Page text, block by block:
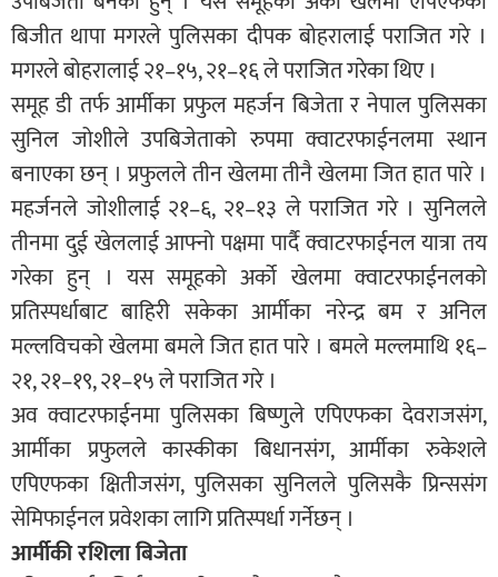
बिजीत थापा मगरले पुलिसका दीपक बोहरालाई पराजित गरे ।
मगरले बोहरालाई २१–१५, २१–१६ ले पराजित गरेका थिए ।
समूह डी तर्फ आर्मीका प्रफुल महर्जन बिजेता र नेपाल पुलिसका
सुनिल जोशीले उपबिजेताको रुपमा क्वाटरफाईनलमा स्थान
बनाएका छन् । प्रफुलले तीन खेलमा तीनै खेलमा जित हात पारे ।
महर्जनले जोशीलाई २१–६, २१–१३ ले पराजित गरे । सुनिलले
तीनमा दुई खेललाई आफ्नो पक्षमा पार्दै क्वाटरफाईनल यात्रा तय
गरेका हुन् । यस समूहको अर्को खेलमा क्वाटरफाईनलको
प्रतिस्पर्धाबाट बाहिरी सकेका आर्मीका नरेन्द्र बम र अनिल
मल्लविचको खेलमा बमले जित हात पारे । बमले मल्लमाथि १६–
२१, २१–१९, २१–१५ ले पराजित गरे ।
अव क्वाटरफाईनमा पुलिसका बिष्णुले एपिएफका देवराजसंग,
आर्मीका प्रफुलले कास्कीका बिधानसंग, आर्मीका रुकेशले
एपिएफका क्षितीजसंग, पुलिसका सुनिलले पुलिसकै प्रिन्ससंग
सेमिफाईनल प्रवेशका लागि प्रतिस्पर्धा गर्नेछन् ।
आर्मीकी रशिला बिजेता